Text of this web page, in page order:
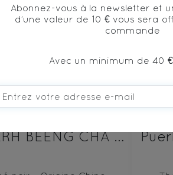
PU‘ERH BEENG CHA SHENG 100g
Abonnez-vous à la newsletter et
d’une valeur de 10 € vous sera
commande
Avec un minimum de 40